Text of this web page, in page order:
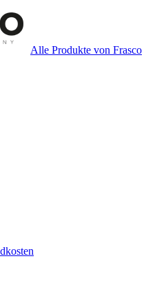
Alle Produkte von Frasco